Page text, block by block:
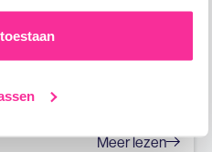
no pay
Meer lezen